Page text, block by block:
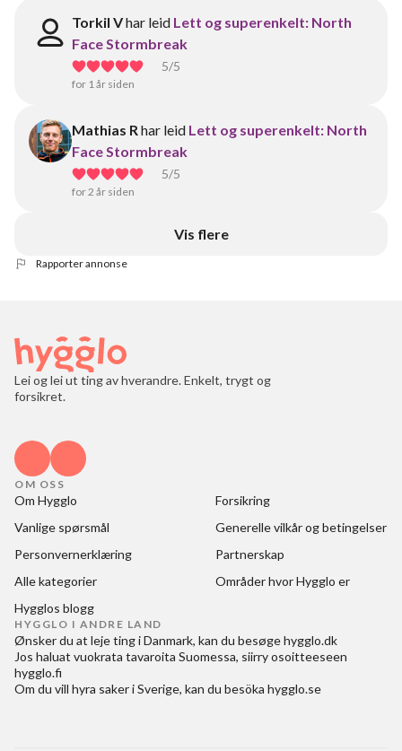
Torkil Vhar leid Lett og superenkelt: North
Face Stormbreak
5/5
for 1 år siden
Mathias Rhar leid Lett og superenkelt: North
Face Stormbreak
5/5
for 2 år siden
Vis flere
Rapporter annonse
Lei og lei ut ting av hverandre. Enkelt, trygt og
forsikret.
OM OSS
Om Hygglo
Forsikring
Vanlige spørsmål
Generelle vilkår og betingelser
Personvernerklæring
Partnerskap
Alle kategorier
Områder hvor Hygglo er
Hygglos blogg
HYGGLO I ANDRE LAND
Ønsker du at leje ting i Danmark, kan du besøgehygglo.dk
Jos haluat vuokrata tavaroita Suomessa, siirry osoitteeseen
hygglo.fi
Om du vill hyra saker i Sverige, kan du besöka hygglo.se